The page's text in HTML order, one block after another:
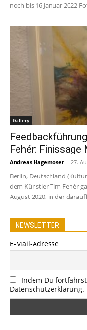
noch bis 16 Januar 2022
Gallery
Fehér: Finissage
Andreas Hagemoser - 27.
Berlin, Deutschland
dem Künstler Tim Fehér
August 2020, in der
NEWSLETTER
E-Mail-Adresse
Indem Du
Datenschutzerklärung.